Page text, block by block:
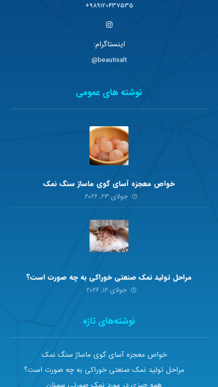
989120437535+
اینستاگرام:
beautisalt@
نوشته های عمومی
خواص معجزه آسای گوی ماساژ سنگ نمک
جولای ۲۳, ۲۰۲۶
مراحل تولید نمک صنعتی خوراکی به چه صورت است؟
جولای ۱۲, ۲۰۲۶
نوشته‌های تازه
خواص معجزه آسای گوی ماساژ سنگ نمک
مراحل تولید نمک صنعتی خوراکی به چه صورت است؟